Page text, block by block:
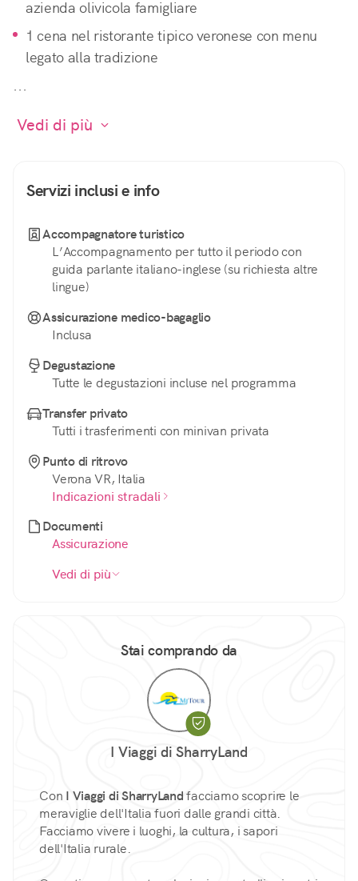
azienda olivicola famigliare
1 cena nel ristorante tipico veronese con menu
legato alla tradizione
...
Servizi inclusi e info
Accompagnatore turistico
L’Accompagnamento per tutto il periodo con
guida parlante italiano-inglese (su richiesta altre
lingue)
Assicurazione medico-bagaglio
Inclusa
Degustazione
Tutte le degustazioni incluse nel programma
Transfer privato
Tutti i trasferimenti con minivan privata
Punto di ritrovo
Verona VR, Italia
Indicazioni stradali
Documenti
Assicurazione
Vedi di più
Stai comprando da
I Viaggi di SharryLand
Con I Viaggi di SharryLandfacciamo scoprire le
meraviglie dell'Italia fuori dalle grandi città.
Facciamo vivere i luoghi, la cultura, i sapori
dell'Italia rurale.